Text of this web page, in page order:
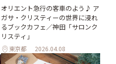
オリエント急行の客車のよう♪ ア
ガサ・クリスティーの世界に浸れ
るブックカフェ／神田「サロンク
リスティ」
東京都 2026.04.08